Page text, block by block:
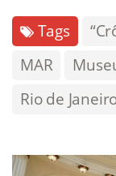
Tags
MAR
Rio de